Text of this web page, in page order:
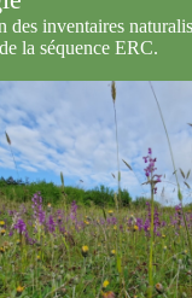
des inventaires
la séquence ERC.